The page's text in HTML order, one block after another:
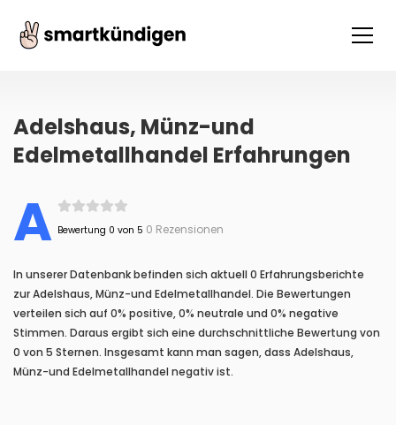
Adelshaus, Münz-und
Edelmetallhandel Erfahrungen
A Bewertung 0 von 5 0 Rezensionen
In unserer Datenbank befinden sich aktuell 0 Erfahrungsberichte
zur Adelshaus, Münz-und Edelmetallhandel. Die Bewertungen
verteilen sich auf 0% positive, 0% neutrale und 0% negative
Stimmen. Daraus ergibt sich eine durchschnittliche Bewertung von
0 von 5 Sternen. Insgesamt kann man sagen, dass Adelshaus,
Münz-und Edelmetallhandel negativ ist.